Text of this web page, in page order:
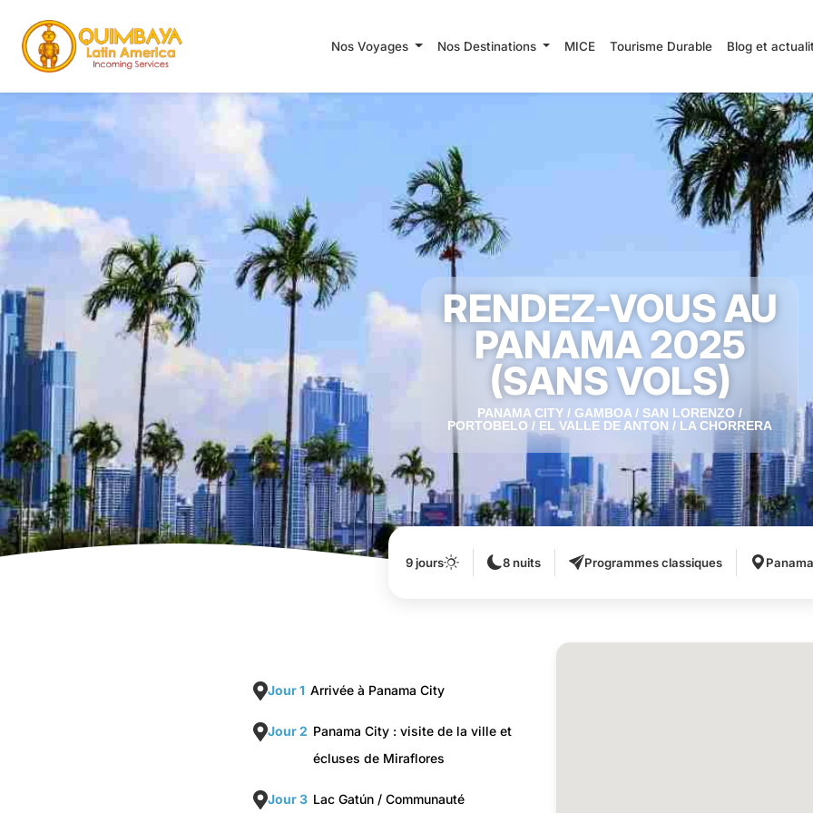
Nos Voyages Nos Destinations MICE Tourisme Durable Blog et
RENDEZ-VOUS AU
PANAMA 2025
(SANS VOLS)
PANAMA CITY / GAMBOA / SAN LORENZO /
PORTOBELO / EL VALLE DE ANTON / LA CHORRERA
9 jours 8 nuits Programmes classiques Panama
Jour 1 Arrivée à Panama City
Jour 2 Panama City : visite de la ville et
écluses de Miraflores
Jour 3 Lac Gatún / Communauté